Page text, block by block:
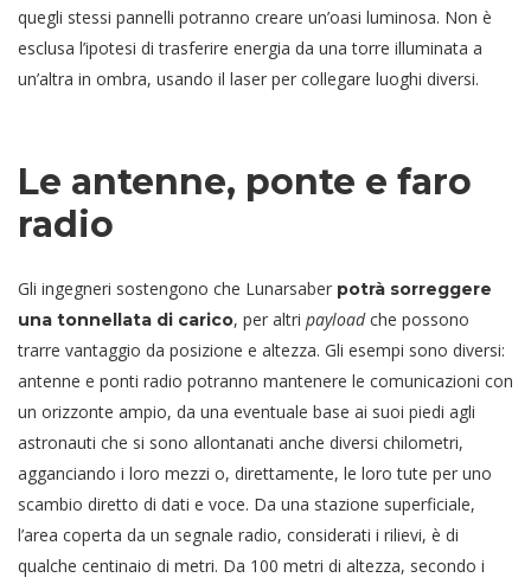
quegli stessi pannelli potranno creare un’oasi luminosa. Non è
esclusa l’ipotesi di trasferire energia da una torre illuminata a
un’altra in ombra, usando il laser per collegare luoghi diversi.
Le antenne, ponte e faro
radio
Gli ingegneri sostengono che Lunarsaber potrà sorreggere
una tonnellata di carico, per altri payloadche possono
trarre vantaggio da posizione e altezza. Gli esempi sono diversi:
antenne e ponti radio potranno mantenere le comunicazioni con
un orizzonte ampio, da una eventuale base ai suoi piedi agli
astronauti che si sono allontanati anche diversi chilometri,
agganciando i loro mezzi o, direttamente, le loro tute per uno
scambio diretto di dati e voce. Da una stazione superficiale,
l’area coperta da un segnale radio, considerati i rilievi, è di
qualche centinaio di metri. Da 100 metri di altezza, secondo i